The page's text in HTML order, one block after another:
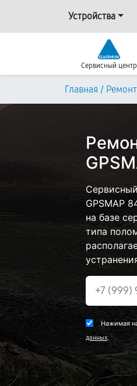
Устройства
Сервисный центр
Главная /
GPSMAP
на базе
типа
Нажимая
данных.